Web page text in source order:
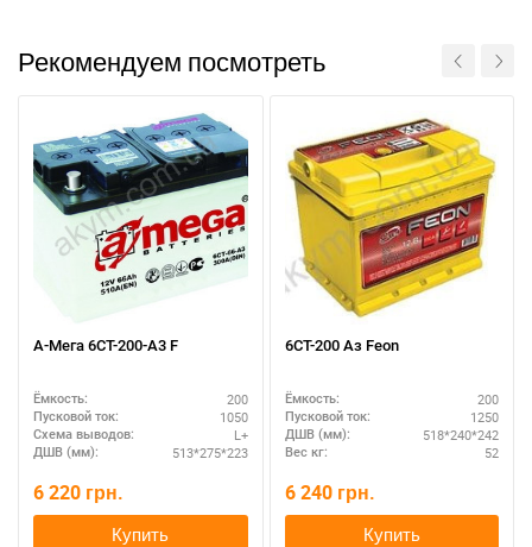
Рекомендуем посмотреть
А-Мега 6СТ-200-А3 F
Ёмкость: 200
Пусковой ток: 1050
Схема выводов: L+
ДШВ (мм): 513*275*223
6 220 грн.
Купить
6СТ-200 Аз Feon
Ёмкость: 200
Пусковой ток: 1250
ДШВ (мм): 518*240*242
Вес кг: 52
6 240 грн.
Купить